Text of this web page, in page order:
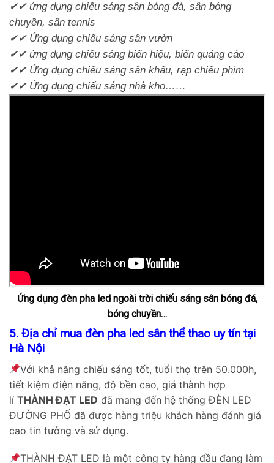
✔✔ ứng dụng chiếu sáng sân bóng đá, sân bóng
chuyền, sân tennis
✔✔ Ứng dụng chiếu sáng sân vườn
✔✔ ứng dụng chiếu sáng biển hiệu, biển quảng cáo
✔✔ Ứng dụng chiếu sáng sân khấu, rạp chiếu phim
✔✔ Ứng dụng chiếu sáng nhà kho……
Ứng dụng đèn pha led ngoài trời chiếu sáng sân bóng đá,
bóng chuyền…
5. Địa chỉ mua đèn pha led sân thể thao uy tín tại
Hà Nội
Với khả năng chiếu sáng tốt, tuổi thọ trên 50.000h,
tiết kiệm điện năng, độ bền cao, giá thành hợp
lí THÀNH ĐẠT LED đã mang đến hệ thống ĐÈN LED
ĐƯỜNG PHỐ đã được hàng triệu khách hàng đánh giá
cao tin tưởng và sử dụng.
THÀNH ĐẠT LED là một công ty hàng đầu đang làm